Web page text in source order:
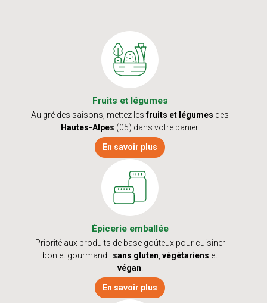
Fruits et légumes
Au gré des saisons, mettez lesfruits et légumes des
Hautes-Alpes (05) dans votre panier.
En savoir plus
Épicerie emballée
Priorité aux produits de base goûteux pour cuisiner
bon et gourmand : sans gluten végétariens et
végan
En savoir plus